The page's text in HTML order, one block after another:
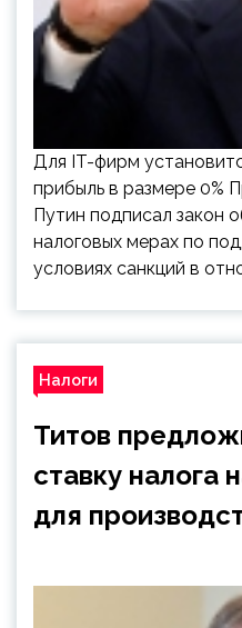
Для IT-фирм
прибыль в размере 0%
Путин подписал закон
налоговых мерах по
условиях санкций в
Налоги
Титов
ставку налога
для